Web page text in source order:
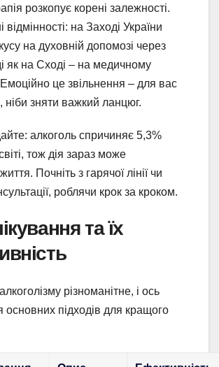
розкопує корені залежності.
відмінності: на Заході України
на духовній допомозі через
як на Сході – на медичному
Емоційно це звільнення – для вас
ніби зняти важкий ланцюг.
алкоголь спричиняє 5,3%
тож дія зараз може
Почніть з гарячої лінії чи
роблячи крок за кроком.
та їх
різноманітне, і ось
основних підходів для кращого